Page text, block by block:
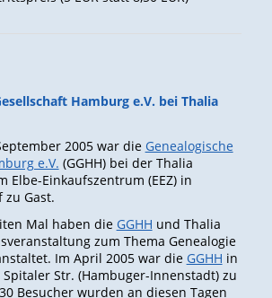
Hamburg e.V. bei Thalia
2005 war die Genealogische
e.V. (GGHH) bei der Thalia
Elbe-Einkaufszentrum (EEZ) in
zu Gast.
Mal haben die GGHH und Thalia
zum Thema Genealogie
Im April 2005 war die GGHH in
Str. (Hambuger-Innenstadt) zu
Besucher wurden an diesen Tagen